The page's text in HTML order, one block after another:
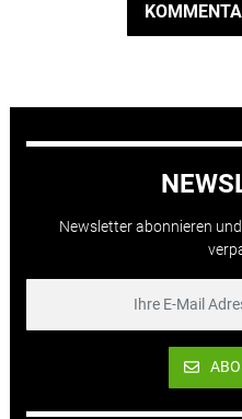
Newsletter abonnieren